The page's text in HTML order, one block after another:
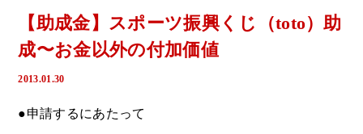
【助成金】スポーツ振興くじ（toto）助
成〜お金以外の付加価値
2013.01.30
●申請するにあたって